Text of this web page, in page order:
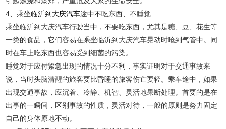
4、乘坐临沂到大庆汽车途中不吃东西、不睡觉
乘坐临沂到大庆汽车行驶当中，不要吃东西，尤其是糖、豆、花生等
一类的食品，它们容易在乘坐临沂到大庆汽车晃动时呛到气管中。同
时在车上吃东西也容易受到细菌的污染。
睡觉对于应付紧急出现的情况十分不利，事实证明对于交通事故来
说，当时头脑清醒的旅客要比昏睡的旅客伤亡要轻。乘车途中，如果
出现交通事故，应沉着、冷静、机智、灵活地果断处理。首要的是在
出事的一瞬间，区别事故的性质，灵活对待，一般的原则是努力固定
自己的身体原地不动。